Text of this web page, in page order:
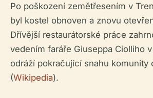
Po poškození zemětřesením v
byl kostel obnoven a znovu
Dřívější restaurátorské práce
vedením faráře Giuseppa Ciolliho
odráží pokračující snahu komunity
(Wikipedia).